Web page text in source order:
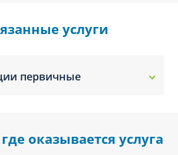
услуги
первичные
оказывается услуга